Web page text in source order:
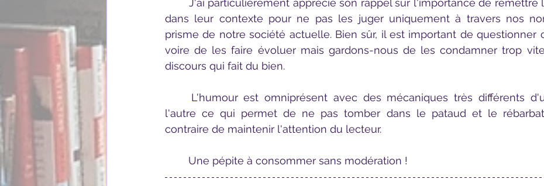
dans leur contexte pour ne pas les juger uniquement à travers nos
prisme de notre société actuelle. Bien sûr, il est important de questionner
voire de les faire évoluer mais gardons-nous de les condamner trop
discours qui fait du bien.
l'autre ce qui permet de ne pas tomber dans le pataud et le
contraire de maintenir l'attention du lecteur.
	Une pépite à consommer sans modération !